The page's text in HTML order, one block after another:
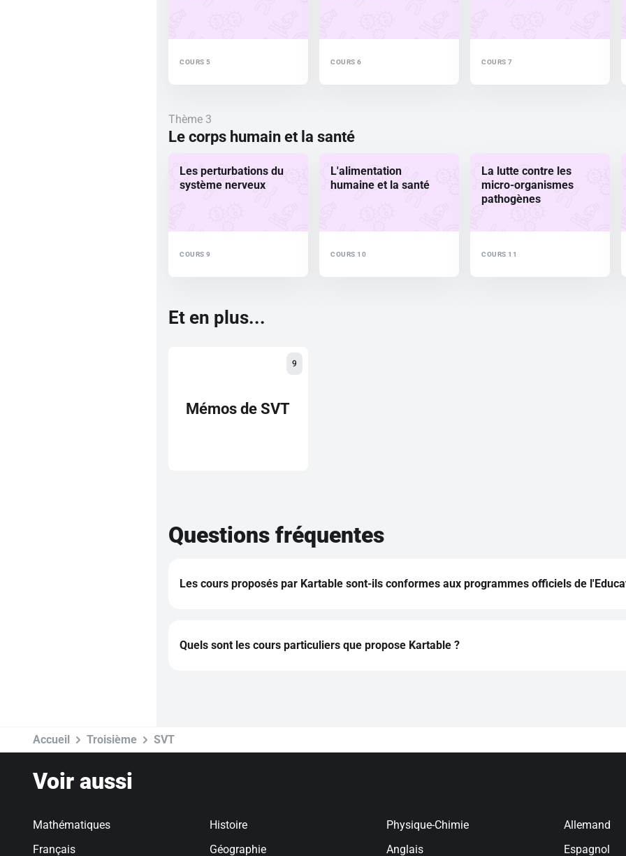
COURS 5 COURS 6 COURS 7
Thème 3
Le corps humain et la santé
Les perturbations du
système nerveux
COURS 9
L'alimentation
humaine et la santé
COURS 10
La lutte contre les
micro-organismes
pathogènes
COURS 11
Mémos de SVT
9
Et en plus...
Questions fréquentes
Les cours proposés par Kartable sont-ils conformes aux programmes officiels de
Quels sont les cours particuliers que propose Kartable ?
Accueil Troisième SVT
Voir aussi
Mathématiques
Français
Histoire
Géographie
Physique-Chimie
Anglais
Allemand
Espagnol